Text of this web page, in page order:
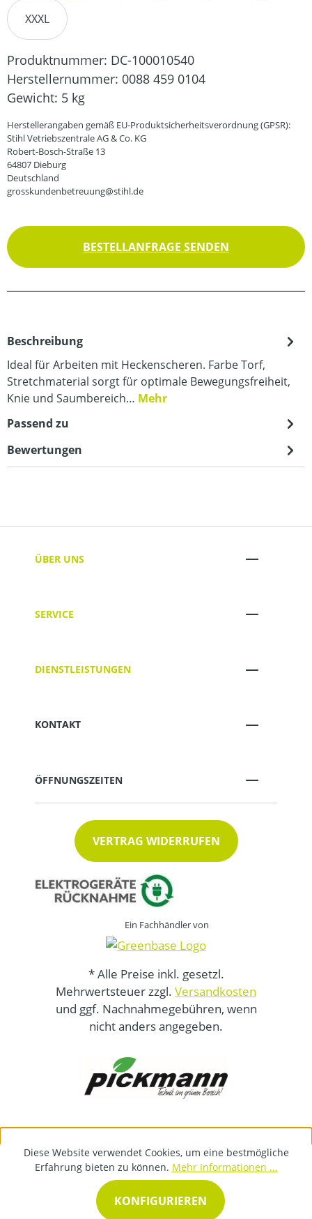
XXXL
Produktnummer: DC-100010540
Herstellernummer: 0088 459 0104
Gewicht: 5 kg
Herstellerangaben gemäß EU-Produktsicherheitsverordnung (GPSR):
Stihl Vetriebszentrale AG & Co. KG
Robert-Bosch-Straße 13
64807 Dieburg
Deutschland
grosskundenbetreuung@stihl.de
BESTELLANFRAGE SENDEN
Beschreibung
Ideal für Arbeiten mit Heckenscheren. Farbe Torf,
Stretchmaterial sorgt für optimale Bewegungsfreiheit,
Knie und Saumbereich… Mehr
Passend zu
Bewertungen
ÜBER UNS
SERVICE
DIENSTLEISTUNGEN
KONTAKT
ÖFFNUNGSZEITEN
VERTRAG WIDERRUFEN
Ein Fachhändler von
* Alle Preise inkl. gesetzl.
Mehrwertsteuer zzgl. Versandkosten
und ggf. Nachnahmegebühren, wenn
nicht anders angegeben.
Diese Website verwendet Cookies, um eine bestmögliche
Erfahrung bieten zu können. Mehr Informationen ...
KONFIGURIEREN